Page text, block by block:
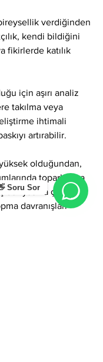
Soru Sor
verdiğinden
kendi bildiğini
fikirlerde katılık
için aşırı analiz
takılma veya
ihtimali
artırabilir.
olduğundan,
toparlanma
çekilme,
davranışları